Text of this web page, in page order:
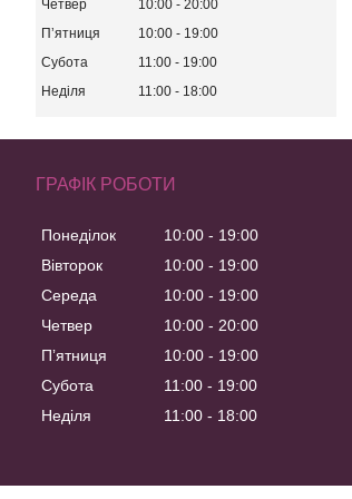
Четвер 10:00
20:00
Пʼятниця
10:00
19:00
Субота
11:00
19:00
Неділя
11:00 18:00
ГРАФІК РОБОТИ
Понеділок 10:00
19:00
Вівторок
10:00
19:00
Середа
10:00
19:00
Четвер
10:00
20:00
Пʼятниця
10:00
19:00
Субота
11:00
19:00
Неділя
11:00 18:00